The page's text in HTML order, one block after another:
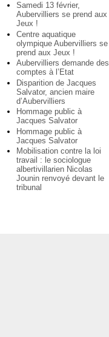
Samedi 13 février,
Aubervilliers se prend aux
Jeux !
Centre aquatique
olympique Aubervilliers se
prend aux Jeux !
Aubervilliers demande des
comptes à l’Etat
Disparition de Jacques
Salvator, ancien maire
d’Aubervilliers
Hommage public à
Jacques Salvator
Hommage public à
Jacques Salvator
Mobilisation contre la loi
travail : le sociologue
albertivillarien Nicolas
Jounin renvoyé devant le
tribunal